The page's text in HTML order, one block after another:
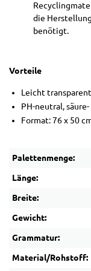
die
benötigt.
Vorteile
Leicht
PH-neutral,
Format: 76 x 50
Palettenmenge:
Länge:
Breite:
Gewicht:
Grammatur:
Material/Rohstoff: